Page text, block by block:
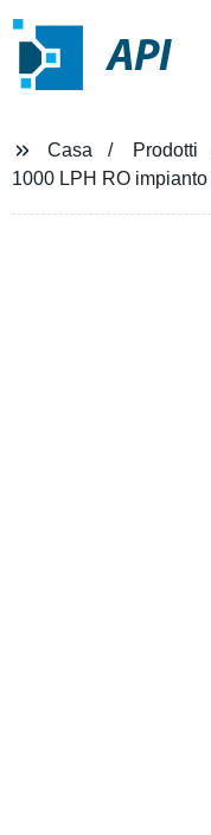
API
Casa
Prodotti
1000 LPH RO